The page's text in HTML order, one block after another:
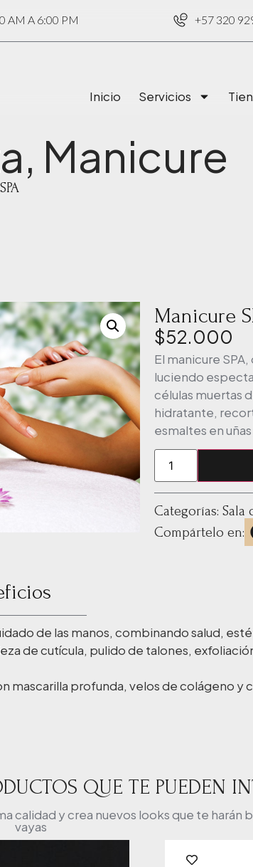
AM A 6:00 PM +57 320
Inicio Servicios
, Manicure
Manicure
$52.000
El manicure
luciendo
células muertas
hidratante,
esmaltes en
Categorías: Sala
Compártelo en:
de las manos, combinando salud,
de cutícula, pulido de talones,
mascarilla profunda, velos de colágeno y
QUE TE PUEDEN
calidad y crea nuevos looks que te harán
vayas